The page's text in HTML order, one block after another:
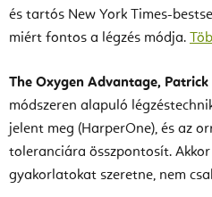
és tartós New York Times-
miért fontos a légzés módja.
The Oxygen Advantage,
módszeren alapuló
jelent meg (HarperOne), és az
toleranciára összpontosít.
gyakorlatokat szeretne, nem